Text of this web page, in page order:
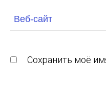
Сохранить моё